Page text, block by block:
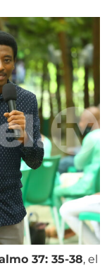
37: 35-38, el